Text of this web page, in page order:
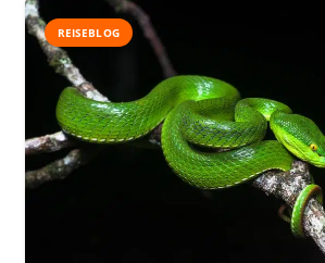
REISEBLOG